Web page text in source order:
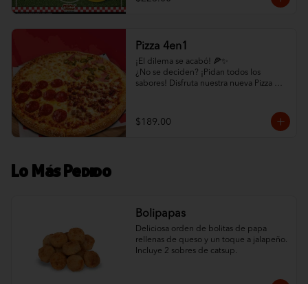
la opción "Con Orilla Rellena de Queso"
paquete). ¡Pídelo ya y que empiece el
juego! 🏆
Pizza 4en1
¡El dilema se acabó! 🍕✨
¿No se deciden? ¡Pidan todos los
sabores! Disfruta nuestra nueva Pizza
mucho quesoo. ¡Variedad total por solo
$189!
$189.00
Lo Más Pedido
Bolipapas
Deliciosa orden de bolitas de papa
rellenas de queso y un toque a jalapeño.
Incluye 2 sobres de catsup.